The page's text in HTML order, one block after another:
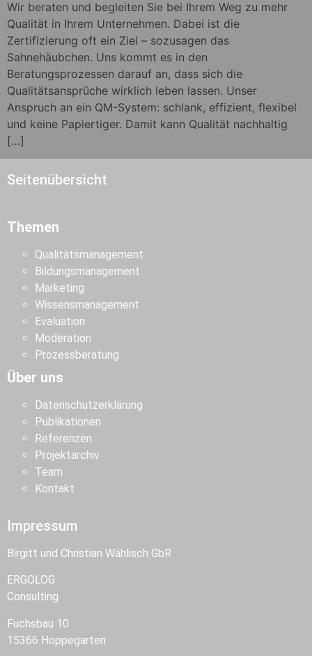
Wir beraten und begleiten Sie bei Ihrem Weg zu mehr
Qualität in Ihrem Unternehmen. Dabei ist die
Zertifizierung oft ein Ziel – sozusagen das
Sahnehäubchen. Uns kommt es in den
Beratungsprozessen darauf an, dass sich die
Qualitätsansprüche wirklich leben lassen. Unser
Anspruch an ein QM-System: schlank, effizient, flexibel
und keine Papiertiger. Damit kann Qualität nachhaltig
[…]
Seitenübersicht
Themen
Qualitätsmanagement
Bildungsmanagement
Marketing
Wissensmanagement
Evaluation
Moderation
Prozessberatung
Über uns
Datenschutzerklärung
Publikationen
Referenzen
Projektarchiv
Team
Kontakt
Impressum
Birgitt und Christian Wählisch GbR
ERGOLOG
Consulting
Fuchsbau 10
15366 Hoppegarten